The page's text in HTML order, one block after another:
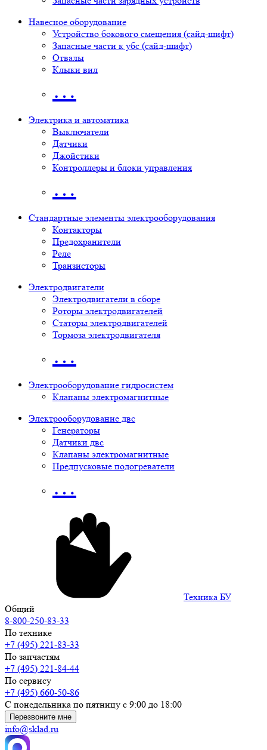
Навесное оборудование
Устройство бокового смещения (сайд-шифт)
Запасные части к убс (сайд-шифт)
Отвалы
Клыки вил
…
Электрика и автоматика
Выключатели
Датчики
Джойстики
Контроллеры и блоки управления
…
Стандартные элементы электрооборудования
Контакторы
Предохранители
Реле
Транзисторы
Электродвигатели
Электродвигатели в сборе
Роторы электродвигателей
Статоры электродвигателей
Тормоза электродвигателя
…
Электрооборудование гидросистем
Клапаны электромагнитные
Электрооборудование двс
Генераторы
Датчики двс
Клапаны электромагнитные
Предпусковые подогреватели
…
Техника БУ
Общий
8-800-250-83-33
По технике
+7 (495) 221-83-33
По запчастям
+7 (495) 221-84-44
По сервису
+7 (495) 660-50-86
С понедельника по пятницу с 9:00 до 18:00
Перезвоните мне
info@sklad.ru